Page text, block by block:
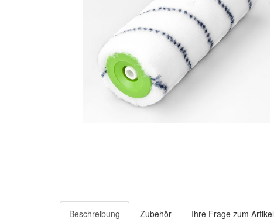
Beschreibung Zubehör Ihre Frage zum Artikel